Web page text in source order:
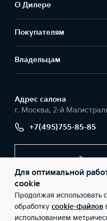
О Дилере
Покупателям
Владельцам
Адрес салонa
г. Москва, 2-й
+7(495)755-85-85
© 2026 Юридические лица АО
(Фактический адрес: г. Москва,
Телефон: +7(495)755-85-85;
1215000076279), ООО «Киа
Для оптимальной
cookie
Продолжая использовать
обработку cookie-файлов
использованием